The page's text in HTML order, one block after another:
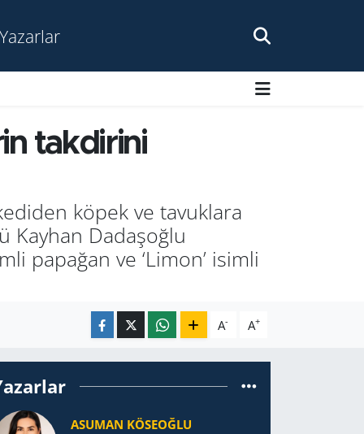
Yazarlar
takdirini
köpek ve tavuklara
Kayhan Dadaşoğlu
papağan ve ‘Limon’ isimli
A- A+
ASUMAN KÖSEOĞLU